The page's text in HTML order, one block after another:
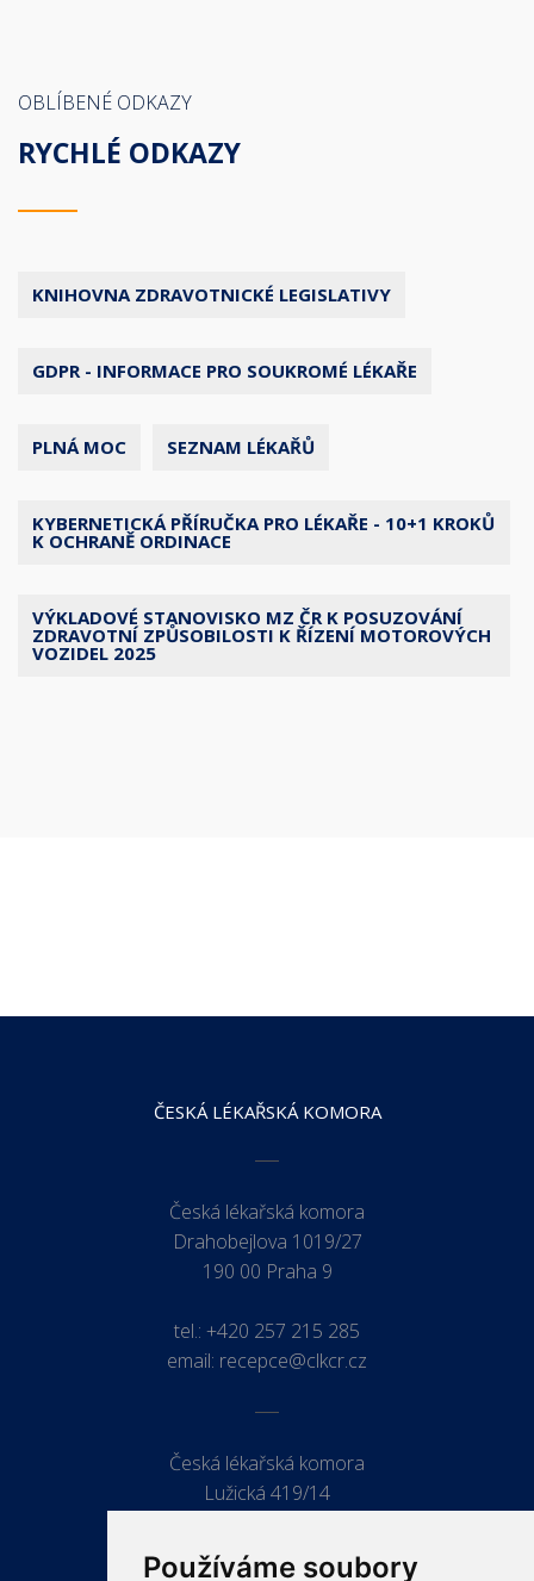
Používáme soubory
OBLÍBENÉ ODKAZY
RYCHLÉ ODKAZY
KNIHOVNA ZDRAVOTNICKÉ LEGISLATIVY
GDPR - INFORMACE PRO SOUKROMÉ LÉKAŘE
PLNÁ MOC SEZNAM LÉKAŘŮ
KYBERNETICKÁ PŘÍRUČKA PRO LÉKAŘE - 10+1 KROKŮ
K OCHRANĚ ORDINACE
VÝKLADOVÉ STANOVISKO MZ ČR K POSUZOVÁNÍ
ZDRAVOTNÍ ZPŮSOBILOSTI K ŘÍZENÍ MOTOROVÝCH
VOZIDEL 2025
ČESKÁ LÉKAŘSKÁ KOMORA
Česká lékařská komora
Drahobejlova 1019/27
190 00 Praha 9
tel.: +420 257 215 285
email: recepce@clkcr.cz
Česká lékařská komora
Lužická 419/14